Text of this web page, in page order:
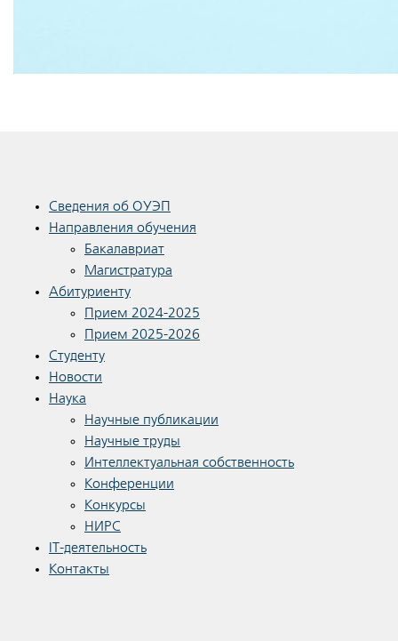
Сведения об ОУЭП
Направления обучения
Бакалавриат
Магистратура
Абитуриенту
Прием 2024-2025
Прием 2025-2026
Студенту
Новости
Наука
Научные публикации
Научные труды
Интеллектуальная собственность
Конференции
Конкурсы
НИРС
IT-деятельность
Контакты